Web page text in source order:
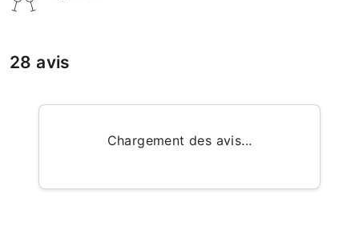
28 avis
Chargement des avis...